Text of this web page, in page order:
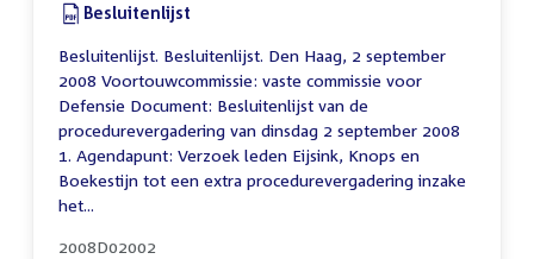
Download:
Besluitenlijst
Besluitenlijst. Besluitenlijst. Den Haag, 2 september
2008 Voortouwcommissie: vaste commissie voor
Defensie Document: Besluitenlijst van de
procedurevergadering van dinsdag 2 september 2008
1. Agendapunt: Verzoek leden Eijsink, Knops en
Boekestijn tot een extra procedurevergadering inzake
het...
2008D02002